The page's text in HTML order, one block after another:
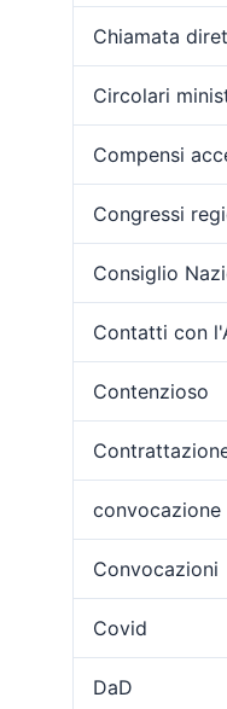
Chiamata
Circolari
Compensi
Congressi
Consiglio
Contatti con
Contenzioso
convocazione
Convocazioni
Covid
DaD